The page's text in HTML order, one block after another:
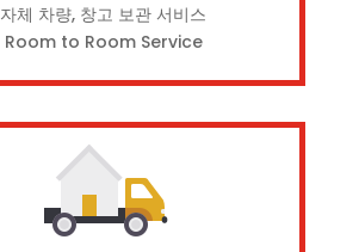
자체 차량, 창고 보관 서비스
Room to Room Service